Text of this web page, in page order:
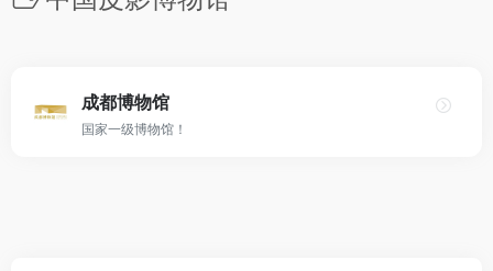
成都博物馆
国家一级博物馆！